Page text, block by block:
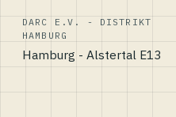
DARC E.V. - DISTRIKT
HAMBURG
Hamburg - Alstertal E13